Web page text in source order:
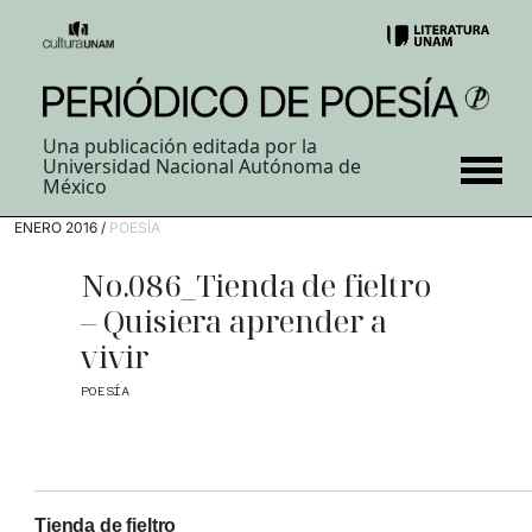
Una publicación editada por la
Universidad Nacional Autónoma de
México
ENERO 2016 / POESÍA
No.086_Tienda de fieltro
– Quisiera aprender a
vivir
POESÍA
Tienda de fieltro